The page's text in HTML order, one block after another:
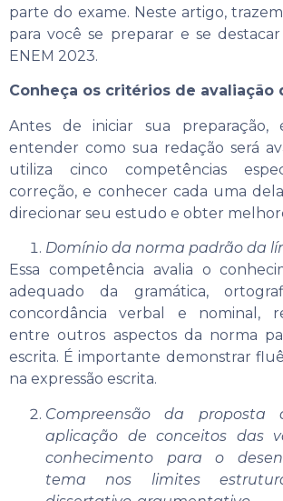
parte do exame. Neste artigo,
para você se preparar e se
ENEM 2023.
Conheça os critérios de avaliação
Antes de iniciar sua preparação,
entender como sua redação será
utiliza cinco competências
correção, e conhecer cada uma
direcionar seu estudo e obter
Domínio da norma padrão da
Essa competência avalia o
adequado da gramática,
concordância verbal e nominal,
entre outros aspectos da norma
escrita. É importante demonstrar
na expressão escrita.
Compreensão da proposta
aplicação de conceitos das
conhecimento para o
tema nos limites